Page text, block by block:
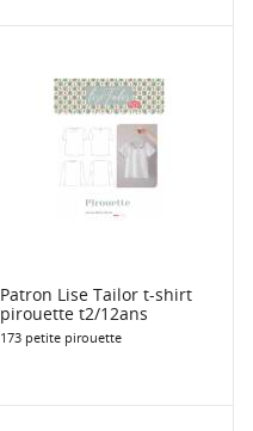
Patron Lise Tailor t-shirt
pirouette t2/12ans
173 petite pirouette